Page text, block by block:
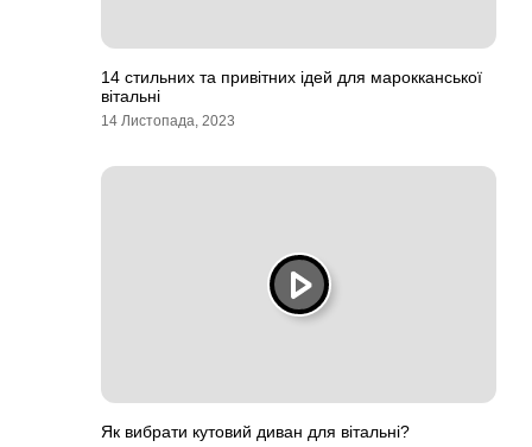
14 стильних та привітних ідей для марокканської
вітальні
14 Листопада, 2023
Як вибрати кутовий диван для вітальні?